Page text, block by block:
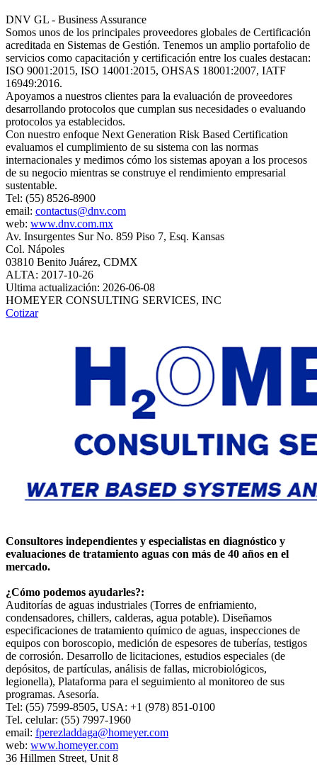
DNV GL - Business Assurance
Somos unos de los principales proveedores globales de Certificación
acreditada en Sistemas de Gestión. Tenemos un amplio portafolio de
servicios como capacitación y certificación entre los cuales destacan:
ISO 9001:2015, ISO 14001:2015, OHSAS 18001:2007, IATF
16949:2016.
Apoyamos a nuestros clientes para la evaluación de proveedores
desarrollando protocolos que cumplan sus necesidades o evaluando
protocolos ya establecidos.
Con nuestro enfoque Next Generation Risk Based Certification
evaluamos el cumplimiento de su sistema con las normas
internacionales y medimos cómo los sistemas apoyan a los procesos
de su negocio mientras se construye el rendimiento empresarial
sustentable.
Tel: (55) 8526-8900
email: contactus@dnv.com
web: www.dnv.com.mx
Av. Insurgentes Sur No. 859 Piso 7, Esq. Kansas
Col. Nápoles
03810 Benito Juárez, CDMX
ALTA: 2017-10-26
Ultima actualización: 2026-06-08
HOMEYER CONSULTING SERVICES, INC
Cotizar
Consultores independientes y especialistas en diagnóstico y
evaluaciones de tratamiento aguas con más de 40 años en el
mercado.
¿Cómo podemos ayudarles?:
Auditorías de aguas industriales (Torres de enfriamiento,
condensadores, chillers, calderas, agua potable). Diseñamos
especificaciones de tratamiento químico de aguas, inspecciones de
equipos con boroscopio, medición de espesores de tuberías, testigos
de corrosión. Desarrollo de licitaciones, estudios especiales (de
depósitos, de partículas, análisis de fallas, microbiológicos,
legionella), Plataforma para el seguimiento al monitoreo de sus
programas. Asesoría.
Tel: (55) 7599-8505, USA: +1 (978) 851-0100
Tel. celular: (55) 7997-1960
email: fperezladdaga@homeyer.com
web: www.homeyer.com
36 Hillmen Street, Unit 8